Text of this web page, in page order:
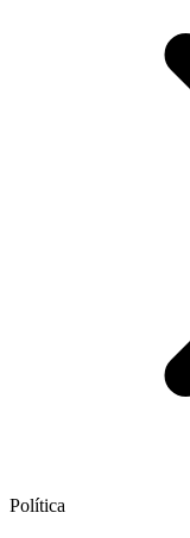
Política